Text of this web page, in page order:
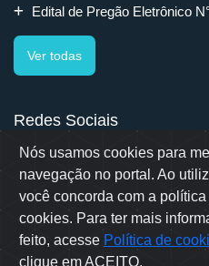
Nós usamos cookies para
navegação no portal. Ao
você concorda com a
cookies. Para ter mais
feito, acesse Política de
clique em ACEITO.
Edital de Pregão Eletrônico
Ver todas
Redes Sociais
Rua Erwino Menegotti, 478 -
- SC
Samae © 2022 -